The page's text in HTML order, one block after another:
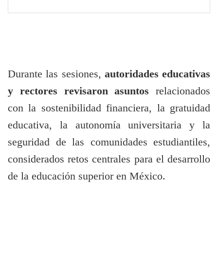
Durante las sesiones, autoridades educativas
y rectores revisaron asuntos relacionados
con la sostenibilidad financiera, la gratuidad
educativa, la autonomía universitaria y la
seguridad de las comunidades estudiantiles,
considerados retos centrales para el desarrollo
de la educación superior en México.